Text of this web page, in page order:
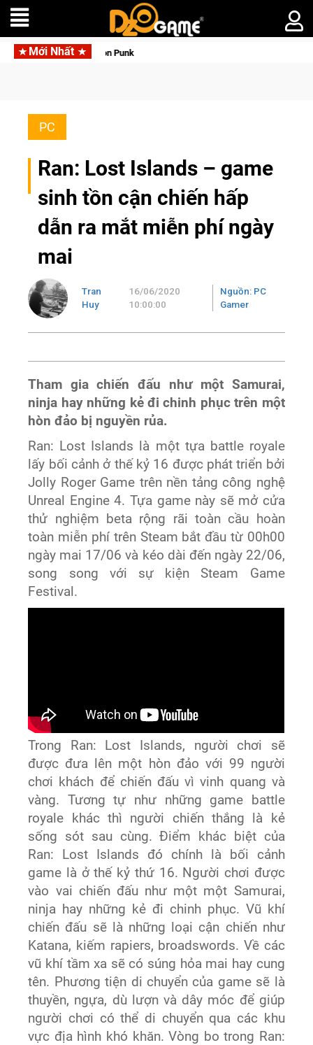
Mới Nhất
Sapphire Neon Punk
PC
Ran: Lost Islands – game
sinh tồn cận chiến hấp
dẫn ra mắt miễn phí ngày
mai
Tran
Huy
16/06/2020
10:00:00
Nguồn: PC
Gamer
Tham gia chiến đấu như một Samurai,
ninja hay những kẻ đi chinh phục trên một
hòn đảo bị nguyền rủa.
Ran: Lost Islands là một tựa battle royale
lấy bối cảnh ở thế kỷ 16 được phát triển bởi
Jolly Roger Game trên nền tảng công nghệ
Unreal Engine 4. Tựa game này sẽ mở cửa
thử nghiệm beta rộng rãi toàn cầu hoàn
toàn miễn phí trên Steam bắt đầu từ 00h00
ngày mai 17/06 và kéo dài đến ngày 22/06,
song song với sự kiện Steam Game
Festival.
Trong Ran: Lost Islands, người chơi sẽ
được đưa lên một hòn đảo với 99 người
chơi khách để chiến đấu vì vinh quang và
vàng. Tương tự như những game battle
royale khác thì người chiến thắng là kẻ
sống sót sau cùng. Điểm khác biệt của
Ran: Lost Islands đó chính là bối cảnh
game là ở thế kỷ thứ 16. Người chơi được
vào vai chiến đấu như một một Samurai,
ninja hay những kẻ đi chinh phục. Vũ khí
chiến đấu sẽ là những loại cận chiến như
Katana, kiếm rapiers, broadswords. Về các
vũ khí tầm xa sẽ có súng hỏa mai hay cung
tên. Phương tiện di chuyển của game sẽ là
thuyền, ngựa, dù lượn và dây móc để giúp
người chơi có thể di chuyển qua các khu
vực địa hình khó khăn. Vòng bo trong Ran: